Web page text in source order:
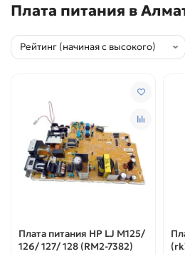
Плата питания в
Плата питания HP LJ M125/
126/ 127/ 128 (RM2-7382)